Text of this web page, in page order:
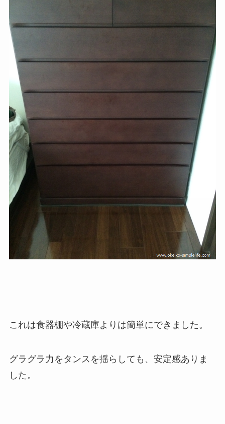
これは食器棚や冷蔵庫よりは簡単にできました。
グラグラ力をタンスを揺らしても、安定感ありま
した。